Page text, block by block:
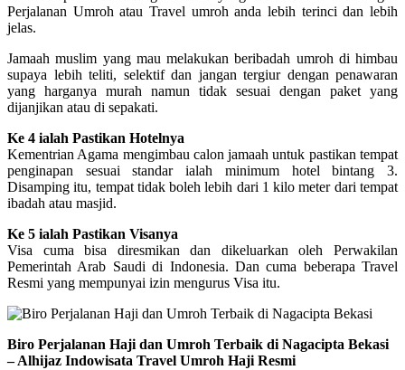
Perjalanan Umroh atau Travel umroh anda lebih terinci dan lebih
jelas.
Jamaah muslim yang mau melakukan beribadah umroh di himbau
supaya lebih teliti, selektif dan jangan tergiur dengan penawaran
yang harganya murah namun tidak sesuai dengan paket yang
dijanjikan atau di sepakati.
Ke 4 ialah Pastikan Hotelnya
Kementrian Agama mengimbau calon jamaah untuk pastikan tempat
penginapan sesuai standar ialah minimum hotel bintang 3.
Disamping itu, tempat tidak boleh lebih dari 1 kilo meter dari tempat
ibadah atau masjid.
Ke 5 ialah Pastikan Visanya
Visa cuma bisa diresmikan dan dikeluarkan oleh Perwakilan
Pemerintah Arab Saudi di Indonesia. Dan cuma beberapa Travel
Resmi yang mempunyai izin mengurus Visa itu.
Biro Perjalanan Haji dan Umroh Terbaik di Nagacipta Bekasi
– Alhijaz Indowisata Travel Umroh Haji Resmi